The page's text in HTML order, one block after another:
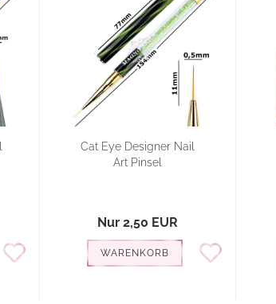
Cat Eye Designer Nail
Art Pinsel
Nur 2,50 EUR
WARENKORB